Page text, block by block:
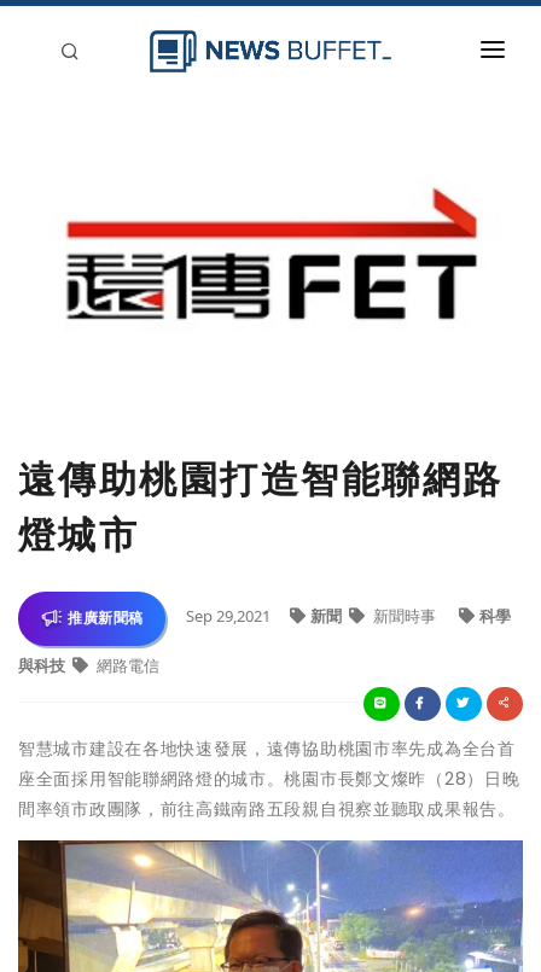
刊登
遠傳助桃園打造智能聯網路
燈城市
推廣新聞稿 Sep 29,2021 新聞 新聞時事 科學
與科技 網路電信
智慧城市建設在各地快速發展，遠傳協助桃園市率先成為全台首
座全面採用智能聯網路燈的城市。桃園市長鄭文燦昨（28）日晚
間率領市政團隊，前往高鐵南路五段親自視察並聽取成果報告。